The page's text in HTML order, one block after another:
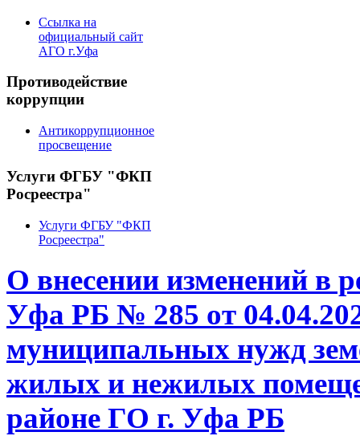
Ссылка на
официальный сайт
АГО г.Уфа
Противодействие
коррупции
Антикоррупционное
просвещение
Услуги ФГБУ "ФКП
Росреестра"
Услуги ФГБУ "ФКП
Росреестра"
О внесении изменений
Уфа РБ № 285 от
муниципальных нужд
жилых и нежилых
районе ГО г. Уфа РБ